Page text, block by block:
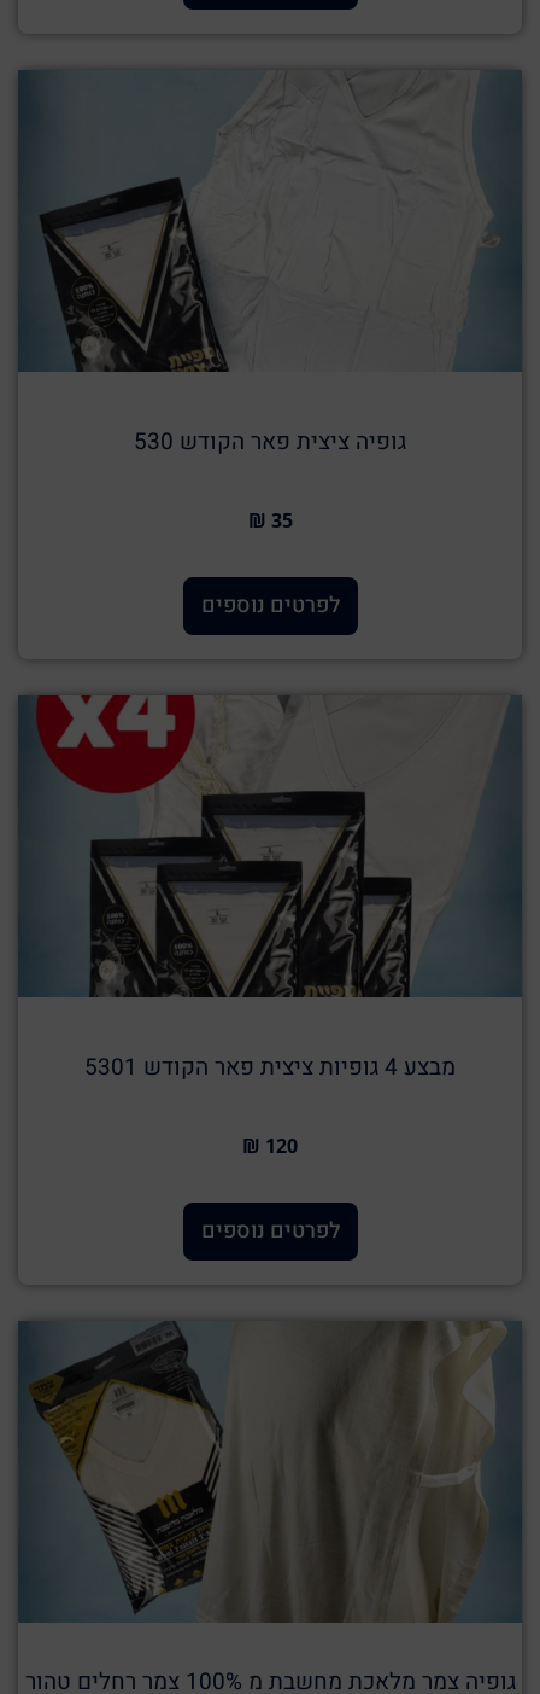
גופיה ציצית פאר הקודש 530
35 ₪
לפרטים נוספים
מבצע 4 גופיות ציצית פאר הקודש 5301
120 ₪
לפרטים נוספים
גופיה צמר מלאכת מחשבת מ 100% צמר רחלים טהור